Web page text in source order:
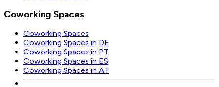
Coworking Spaces
Coworking Spaces
Coworking Spaces in DE
Coworking Spaces in PT
Coworking Spaces in ES
Coworking Spaces in AT